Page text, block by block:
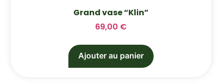
Grand vase “Klin”
69,00 €
Ajouter au panier